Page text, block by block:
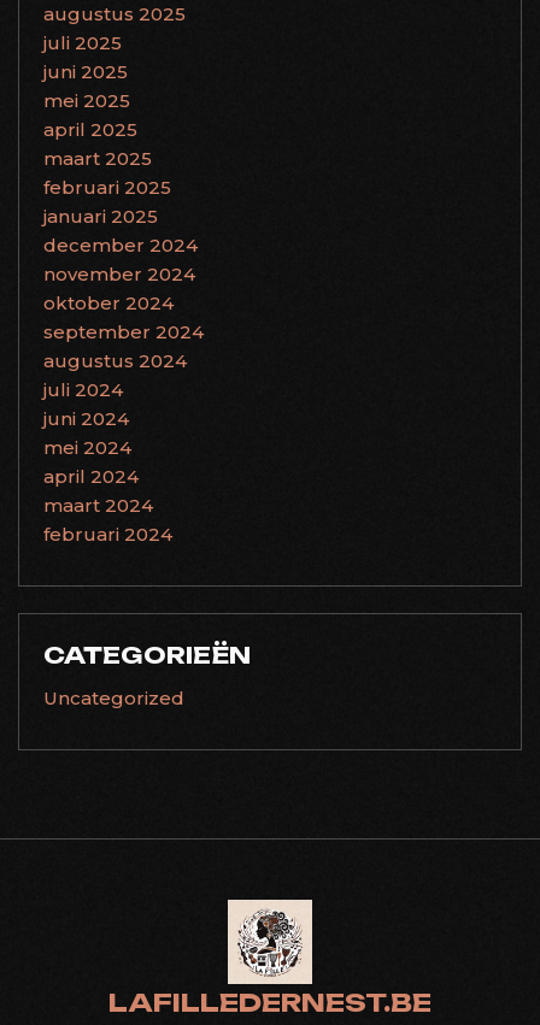
augustus 2025
juli 2025
juni 2025
mei 2025
april 2025
maart 2025
februari 2025
januari 2025
december 2024
november 2024
oktober 2024
september 2024
augustus 2024
juli 2024
juni 2024
mei 2024
april 2024
maart 2024
februari 2024
CATEGORIEËN
Uncategorized
LAFILLEDERNEST.BE